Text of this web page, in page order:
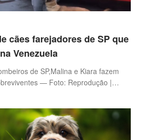
cães farejadores de SP que
Venezuela
de SP,Malina e Kiara fazem
— Foto: Reprodução |